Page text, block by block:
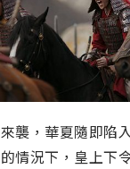
襲，華夏隨即陷
情況下，皇上下